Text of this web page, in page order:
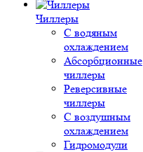
Чиллеры
С водяным
охлаждением
Абсорбционные
чиллеры
Реверсивные
чиллеры
С воздушным
охлаждением
Гидромодули